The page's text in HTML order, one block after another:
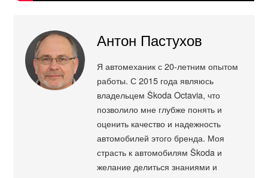
Антон Пастухов
Я автомеханик с 20-летним опытом
работы. С 2015 года являюсь
владельцем Škoda Octavia, что
позволило мне глубже понять и
оценить качество и надежность
автомобилей этого бренда. Моя
страсть к автомобилям Škoda и
желание делиться знаниями и